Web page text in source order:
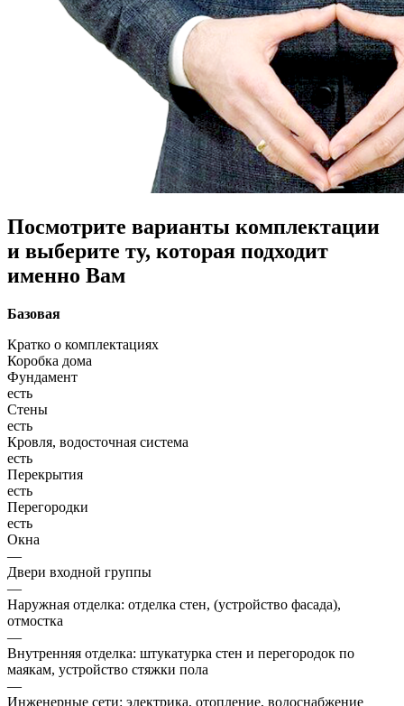
Посмотрите варианты комплектации
и выберите ту, которая подходит
именно Вам
Базовая
Кратко о комплектациях
Коробка дома
Фундамент
есть
Стены
есть
Кровля, водосточная система
есть
Перекрытия
есть
Перегородки
есть
Окна
—
Двери входной группы
—
Наружная отделка: отделка стен, (устройство фасада),
отмостка
—
Внутренняя отделка: штукатурка стен и перегородок по
маякам, устройство стяжки пола
—
Инженерные сети: электрика, отопление, водоснабжение